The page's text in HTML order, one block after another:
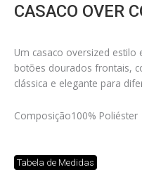
CASACO OVER
Um casaco oversized
botões dourados frontais,
clássica e elegante para
Composição100% Poliéster
Tabela de Medidas